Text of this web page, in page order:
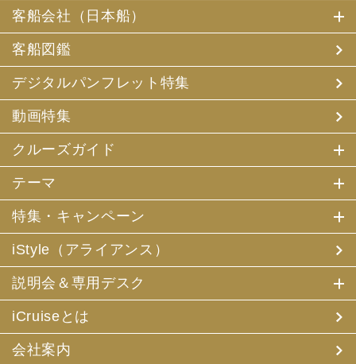
きます。
その他、当社は、
(1) 当社及び当社の提携する企業の商品やサービス、キャ
ンペーンのご案内
(2) 旅行参加後のご意見やご感想の提供のお願い
(3) アンケートのお願い
(4) 特典サービスの提供
(5) 統計資料の作成
にお客様の個人情報を利用させていただくことがありま
す。
個人情報について、本人確認、本人との連絡その他、採
す。
3. お客様個人情報の第三者への提供
(1) 当社は、お申込みいただいた旅行サービスの手配及び
それらのサービスの受領のための手続に必要な範囲内、ま
保険の手続き上必要な範囲内で、それら運送・宿泊機関、
保険会社等に対し、お客様の氏名、性別、年齢、住所、電
話番号またはメールアドレス、パスポート番号、クレジッ
トカード番号を電磁的方法等で送付することにより提供い
客船会社（日本船）
客船図鑑
デジタルパンフレット特集
動画特集
クルーズガイド
テーマ
特集・キャンペーン
iStyle（アライアンス）
説明会＆専用デスク
iCruiseとは
会社案内